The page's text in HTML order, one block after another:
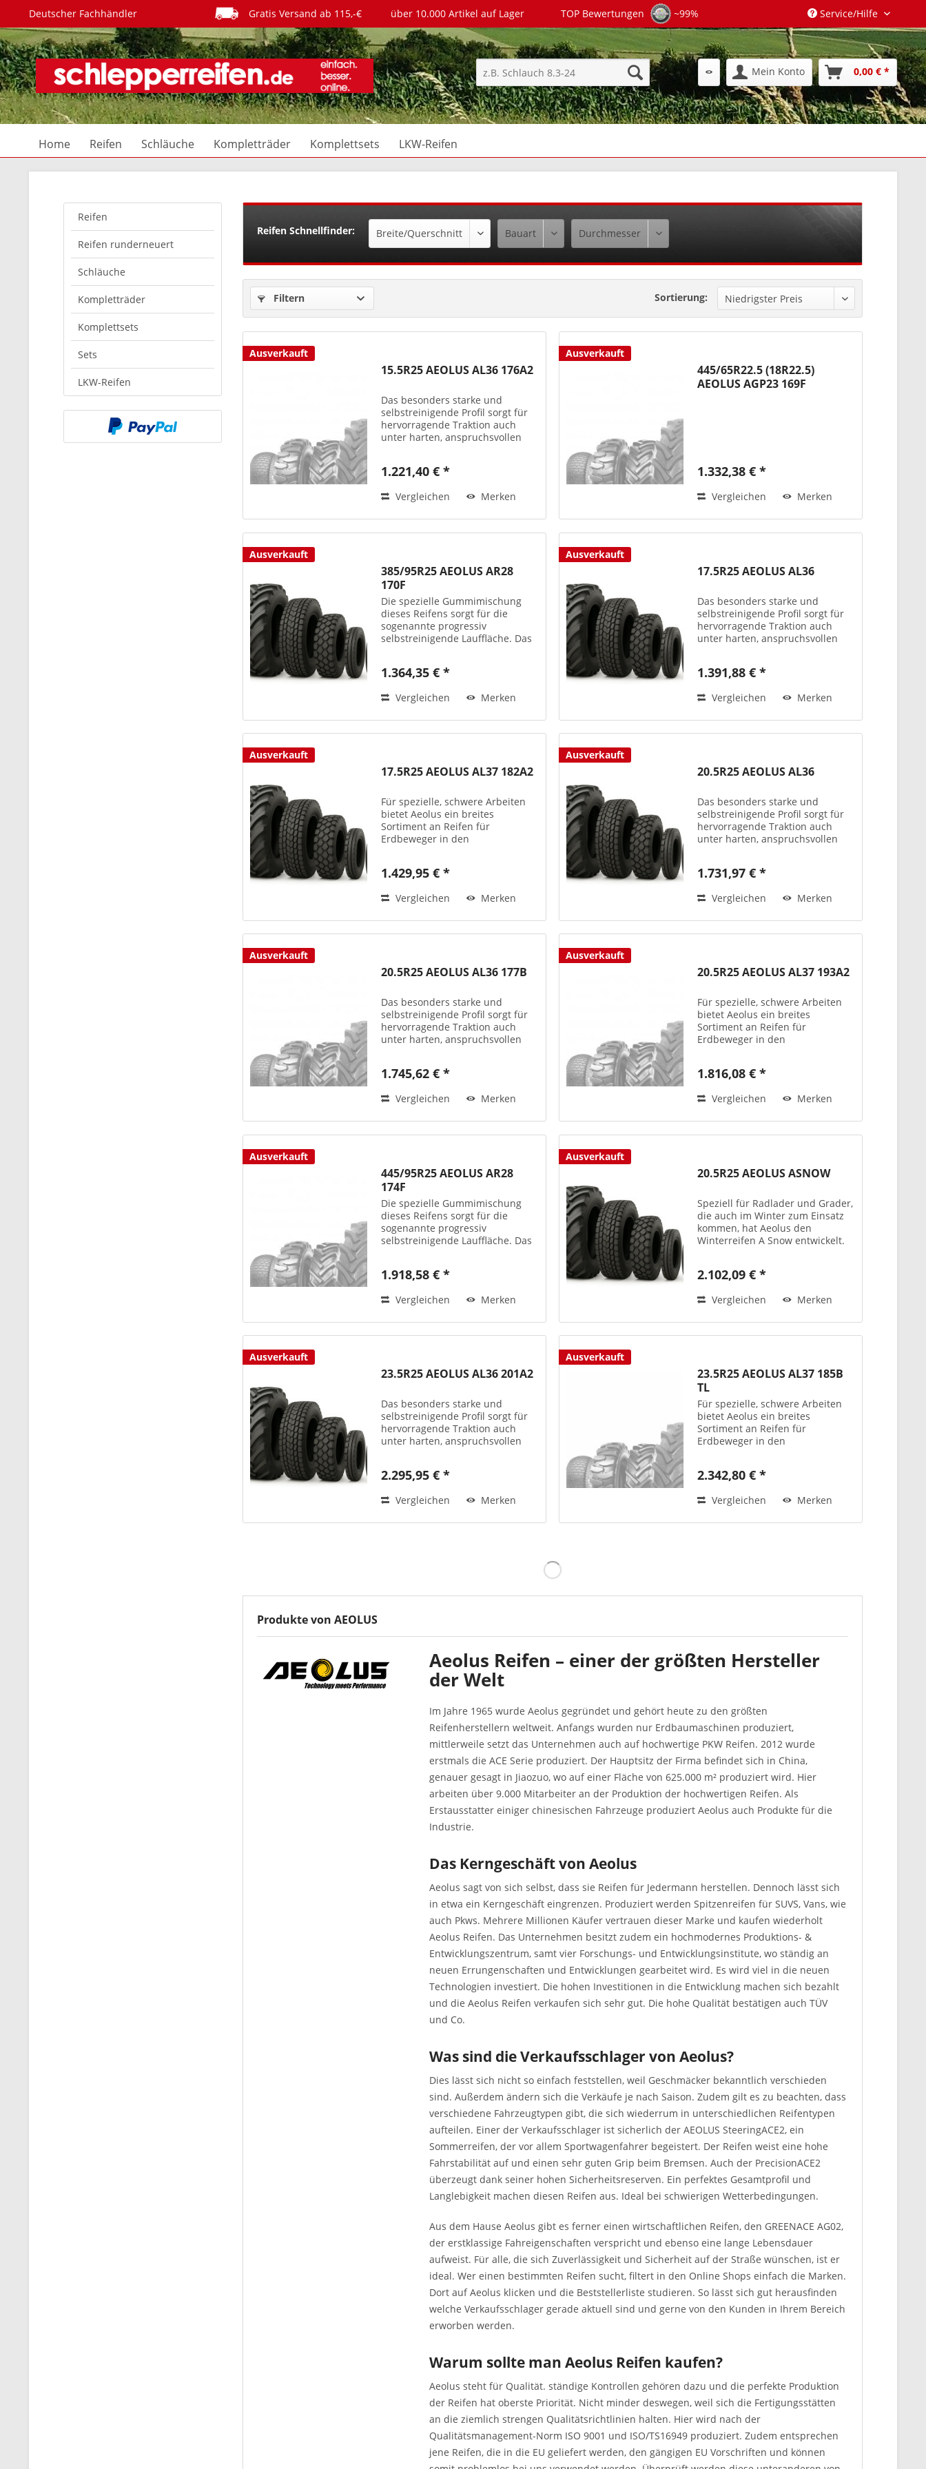
Deutscher Fachhändler Gratis Versand ab 115,-€ über 10.000 Artikel auf Lager TOP Bewertungen ~99% Service/Hilfe
Mein Konto 0,00 € *
Home Reifen Schläuche Kompletträder Komplettsets LKW-Reifen
Reifen
Reifen runderneuert
Schläuche
Kompletträder
Komplettsets
Sets
LKW-Reifen
Reifen Schnellfinder:
Filtern Sortierung:
Ausverkauft
15.5R25 AEOLUS AL36 176A2
Das besonders starke und
selbstreinigende Profil sorgt für
hervorragende Traktion auch
unter harten, anspruchsvollen
unempfindlich gegenüber
Selbstreinigende...
1.221,40 € *
Vergleichen Merken
Ausverkauft
445/65R22.5 (18R22.5)
AEOLUS AGP23 169F
1.332,38 € *
Vergleichen Merken
Ausverkauft
385/95R25 AEOLUS AR28
170F
Die spezielle Gummimischung
dieses Reifens sorgt für die
sogenannte progressiv
selbstreinigende Lauffläche. Das
härtesten, anspruchsvollsten
Lebensdauer....
1.364,35 € *
Vergleichen Merken
Ausverkauft
17.5R25 AEOLUS AL36
Das besonders starke und
selbstreinigende Profil sorgt für
hervorragende Traktion auch
unter harten, anspruchsvollen
unempfindlich gegenüber
Selbstreinigende...
1.391,88 € *
Vergleichen Merken
Ausverkauft
17.5R25 AEOLUS AL37 182A2
Für spezielle, schwere Arbeiten
bietet Aeolus ein breites
Sortiment an Reifen für
Erdbeweger in den
von Aeolus überzeugen durch
durch ihre Widerstandskraft...
1.429,95 € *
Vergleichen Merken
Ausverkauft
20.5R25 AEOLUS AL36
Das besonders starke und
selbstreinigende Profil sorgt für
hervorragende Traktion auch
unter harten, anspruchsvollen
unempfindlich gegenüber
Selbstreinigende...
1.731,97 € *
Vergleichen Merken
Ausverkauft
20.5R25 AEOLUS AL36 177B
Das besonders starke und
selbstreinigende Profil sorgt für
hervorragende Traktion auch
unter harten, anspruchsvollen
unempfindlich gegenüber
Selbstreinigende...
1.745,62 € *
Vergleichen Merken
Ausverkauft
20.5R25 AEOLUS AL37 193A2
Für spezielle, schwere Arbeiten
bietet Aeolus ein breites
Sortiment an Reifen für
Erdbeweger in den
von Aeolus überzeugen durch
durch ihre Widerstandskraft...
1.816,08 € *
Vergleichen Merken
Ausverkauft
445/95R25 AEOLUS AR28
174F
Die spezielle Gummimischung
dieses Reifens sorgt für die
sogenannte progressiv
selbstreinigende Lauffläche. Das
härtesten, anspruchsvollsten
Lebensdauer....
1.918,58 € *
Vergleichen Merken
Ausverkauft
20.5R25 AEOLUS ASNOW
Speziell für Radlader und Grader,
die auch im Winter zum Einsatz
kommen, hat Aeolus den
Winterreifen A Snow entwickelt.
Gummimischung und einem
Profil...
2.102,09 € *
Vergleichen Merken
Ausverkauft
23.5R25 AEOLUS AL36 201A2
Das besonders starke und
selbstreinigende Profil sorgt für
hervorragende Traktion auch
unter harten, anspruchsvollen
unempfindlich gegenüber
Selbstreinigende...
2.295,95 € *
Vergleichen Merken
Ausverkauft
23.5R25 AEOLUS AL37 185B
TL
Für spezielle, schwere Arbeiten
bietet Aeolus ein breites
Sortiment an Reifen für
Erdbeweger in den
von Aeolus überzeugen durch
durch ihre Widerstandskraft...
2.342,80 € *
Vergleichen Merken
Produkte von AEOLUS
Aeolus Reifen – einer der größten Hersteller
der Welt
Im Jahre 1965 wurde Aeolus gegründet und gehört heute zu den größten
Reifenherstellern weltweit. Anfangs wurden nur Erdbaumaschinen produziert,
mittlerweile setzt das Unternehmen auch auf hochwertige PKW Reifen. 2012 wurde
erstmals die ACE Serie produziert. Der Hauptsitz der Firma befindet sich in China,
genauer gesagt in Jiaozuo, wo auf einer Fläche von 625.000 m² produziert wird. Hier
arbeiten über 9.000 Mitarbeiter an der Produktion der hochwertigen Reifen. Als
Erstausstatter einiger chinesischen Fahrzeuge produziert Aeolus auch Produkte für die
Industrie.
Das Kerngeschäft von Aeolus
Aeolus sagt von sich selbst, dass sie Reifen für Jedermann herstellen. Dennoch lässt sich
in etwa ein Kerngeschäft eingrenzen. Produziert werden Spitzenreifen für SUVS, Vans, wie
auch Pkws. Mehrere Millionen Käufer vertrauen dieser Marke und kaufen wiederholt
Aeolus Reifen. Das Unternehmen besitzt zudem ein hochmodernes Produktions- &
Entwicklungszentrum, samt vier Forschungs- und Entwicklungsinstitute, wo ständig an
neuen Errungenschaften und Entwicklungen gearbeitet wird. Es wird viel in die neuen
Technologien investiert. Die hohen Investitionen in die Entwicklung machen sich bezahlt
und die Aeolus Reifen verkaufen sich sehr gut. Die hohe Qualität bestätigen auch TÜV
und Co.
Was sind die Verkaufsschlager von Aeolus?
Dies lässt sich nicht so einfach feststellen, weil Geschmäcker bekanntlich verschieden
sind. Außerdem ändern sich die Verkäufe je nach Saison. Zudem gilt es zu beachten, dass
verschiedene Fahrzeugtypen gibt, die sich wiederrum in unterschiedlichen Reifentypen
aufteilen. Einer der Verkaufsschlager ist sicherlich der AEOLUS SteeringACE2, ein
Sommerreifen, der vor allem Sportwagenfahrer begeistert. Der Reifen weist eine hohe
Fahrstabilität auf und einen sehr guten Grip beim Bremsen. Auch der PrecisionACE2
überzeugt dank seiner hohen Sicherheitsreserven. Ein perfektes Gesamtprofil und
Langlebigkeit machen diesen Reifen aus. Ideal bei schwierigen Wetterbedingungen.
Aus dem Hause Aeolus gibt es ferner einen wirtschaftlichen Reifen, den GREENACE AG02,
der erstklassige Fahreigenschaften verspricht und ebenso eine lange Lebensdauer
aufweist. Für alle, die sich Zuverlässigkeit und Sicherheit auf der Straße wünschen, ist er
ideal. Wer einen bestimmten Reifen sucht, filtert in den Online Shops einfach die Marken.
Dort auf Aeolus klicken und die Beststellerliste studieren. So lässt sich gut herausfinden
welche Verkaufsschlager gerade aktuell sind und gerne von den Kunden in Ihrem Bereich
erworben werden.
Warum sollte man Aeolus Reifen kaufen?
Aeolus steht für Qualität. ständige Kontrollen gehören dazu und die perfekte Produktion
der Reifen hat oberste Priorität. Nicht minder deswegen, weil sich die Fertigungsstätten
an die ziemlich strengen Qualitätsrichtlinien halten. Hier wird nach der
Qualitätsmanagement-Norm ISO 9001 und ISO/TS16949 produziert. Zudem entsprechen
jene Reifen, die in die EU geliefert werden, den gängigen EU Vorschriften und können